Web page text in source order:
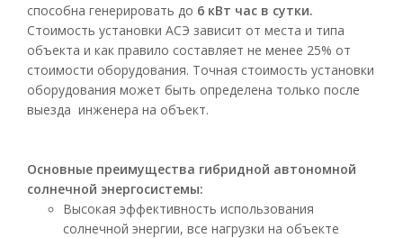
способна генерировать до 6 кВт час в сутки.
Стоимость установки АСЭ зависит от места и типа
объекта и как правило составляет не менее 25% от
стоимости оборудования. Точная стоимость установки
оборудования может быть определена только после
выезда инженера на объект.
Основные преимущества гибридной автономной
солнечной энергосистемы:
Высокая эффективность использования
солнечной энергии, все нагрузки на объекте